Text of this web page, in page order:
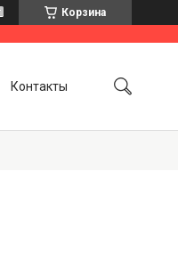
Корзина
Контакты